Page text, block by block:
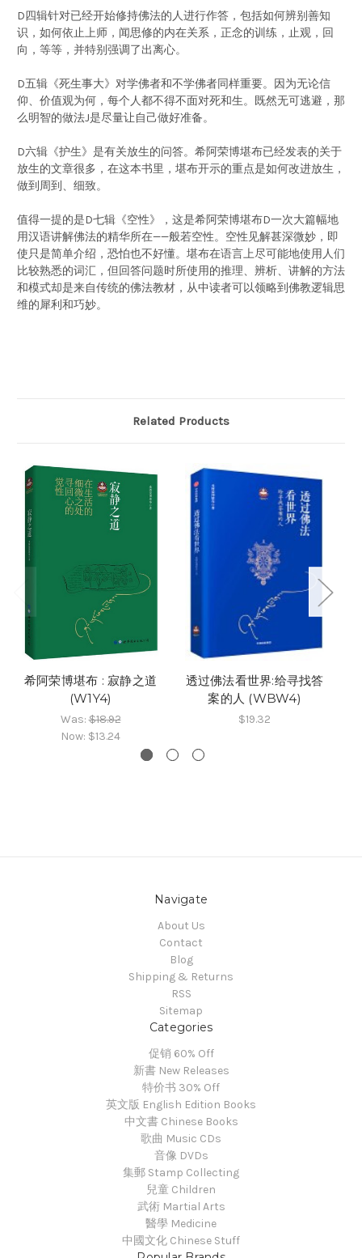
D四辑针对已经开始修持佛法的人进行作答，包括如何辨别善知
识，如何依止上师，闻思修的内在关系，正念的训练，止观，回
向，等等，并特别强调了出离心。
D五辑《死生事大》对学佛者和不学佛者同样重要。因为无论信
仰、价值观为何，每个人都不得不面对死和生。既然无可逃避，那
么明智的做法J是尽量让自己做好准备。
D六辑《护生》是有关放生的问答。希阿荣博堪布已经发表的关于
放生的文章很多，在这本书里，堪布开示的重点是如何改进放生，
做到周到、细致。
值得一提的是D七辑《空性》，这是希阿荣博堪布D一次大篇幅地
用汉语讲解佛法的精华所在——般若空性。空性见解甚深微妙，即
使只是简单介绍，恐怕也不好懂。堪布在语言上尽可能地使用人们
比较熟悉的词汇，但回答问题时所使用的推理、辨析、讲解的方法
和模式却是来自传统的佛法教材，从中读者可以领略到佛教逻辑思
维的犀利和巧妙。
Related Products
希阿荣博堪布 : 寂静之道
(W1Y4)
Was:$18.92
Now: $13.24
透过佛法看世界:给寻找答
案的人 (WBW4)
$19.32
Navigate
About Us
Contact
Blog
Shipping & Returns
RSS
Sitemap
Categories
促销 60% Off
新書 New Releases
特价书 30% Off
英文版 English Edition Books
中文書 Chinese Books
歌曲 Music CDs
音像 DVDs
集郵 Stamp Collecting
兒童 Children
武術 Martial Arts
醫學 Medicine
中國文化 Chinese Stuff